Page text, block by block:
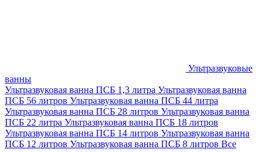
Ультразвуковые
ванны
Ультразвуковая ванна ПСБ 1,3 литра Ультразвуковая ванна
ПСБ 56 литров Ультразвуковая ванна ПСБ 44 литра
Ультразвуковая ванна ПСБ 28 литров Ультразвуковая ванна
ПСБ 22 литра Ультразвуковая ванна ПСБ 18 литров
Ультразвуковая ванна ПСБ 14 литров Ультразвуковая ванна
ПСБ 12 литров Ультразвуковая ванна ПСБ 8 литров Все